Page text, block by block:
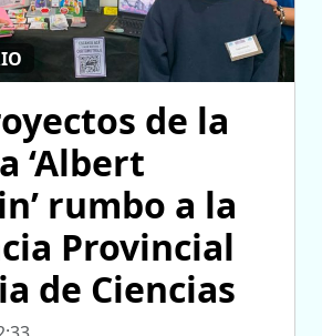
de la
‘Albert
rumbo a la
Provincial
de Ciencias